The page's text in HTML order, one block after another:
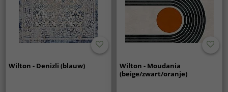
Wilton - Denizli (blauw)
Wilton - Moudania
(beige/zwart/oranje)